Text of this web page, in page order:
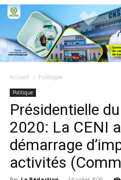
Accueil Politique
Politique
Présidentielle
2020: La CENI
démarrage
activités